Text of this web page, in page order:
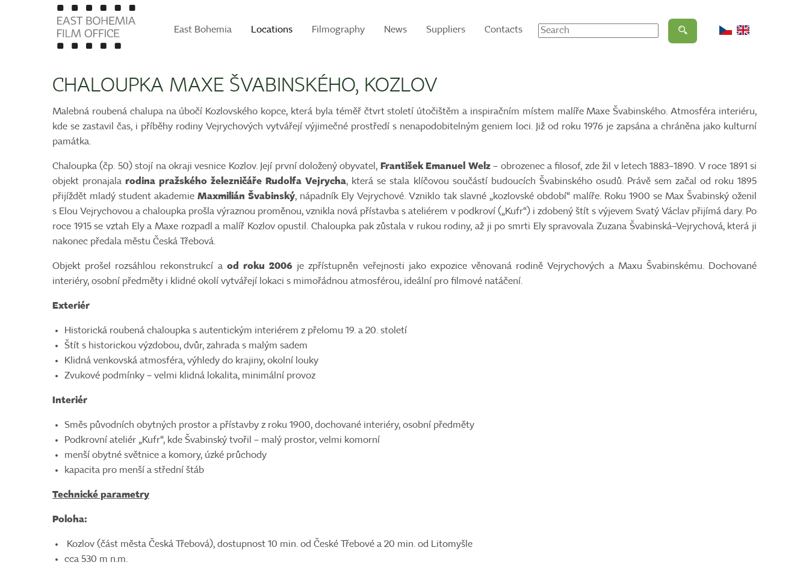
East Bohemia Locations Filmography News Suppliers Contacts
CHALOUPKA MAXE ŠVABINSKÉHO, KOZLOV
Malebná roubená chalupa na úbočí Kozlovského kopce, která byla téměř čtvrt století útočištěm a inspiračním místem malíře Maxe Švabinského. Atmosféra interiéru,
kde se zastavil čas, i příběhy rodiny Vejrychových vytvářejí výjimečné prostředí s nenapodobitelným geniem loci. Již od roku 1976 je zapsána a chráněna jako kulturní
památka.
Chaloupka (čp. 50) stojí na okraji vesnice Kozlov. Její první doložený obyvatel, František Emanuel Welz– obrozenec a filosof, zde žil v letech 1883–1890. V roce 1891 si
objekt pronajalarodina pražského železničáře Rudolfa Vejrycha, která se stala klíčovou součástí budoucích Švabinského osudů. Právě sem začal od roku 1895
přijíždět mladý student akademieMaxmilián Švabinský, nápadník Ely Vejrychové. Vzniklo tak slavné „kozlovské období“ malíře. Roku 1900 se Max Švabinský oženil
s Elou Vejrychovou a chaloupka prošla výraznou proměnou, vznikla nová přístavba s ateliérem v podkroví („Kufr“) i zdobený štít s výjevem Svatý Václav přijímá dary. Po
roce 1915 se vztah Ely a Maxe rozpadl a malíř Kozlov opustil. Chaloupka pak zůstala v rukou rodiny, až ji po smrti Ely spravovala Zuzana Švabinská–Vejrychová, která ji
nakonec předala městu Česká Třebová.
Objekt prošel rozsáhlou rekonstrukcí a od roku 2006 je zpřístupněn veřejnosti jako expozice věnovaná rodině Vejrychových a Maxu Švabinskému. Dochované
interiéry, osobní předměty i klidné okolí vytvářejí lokaci s mimořádnou atmosférou, ideální pro filmové natáčení.
Exteriér
Historická roubená chaloupka s autentickým interiérem z přelomu 19. a 20. století
Štít s historickou výzdobou, dvůr, zahrada s malým sadem
Klidná venkovská atmosféra, výhledy do krajiny, okolní louky
Zvukové podmínky – velmi klidná lokalita, minimální provoz
Interiér
Směs původních obytných prostor a přístavby z roku 1900, dochované interiéry, osobní předměty
Podkrovní ateliér „Kufr“, kde Švabinský tvořil – malý prostor, velmi komorní
menší obytné světnice a komory, úzké průchody
kapacita pro menší a střední štáb
Technické parametry
Poloha:
Kozlov (část města Česká Třebová), dostupnost 10 min. od České Třebové a 20 min. od Litomyšle
cca 530 m n.m.